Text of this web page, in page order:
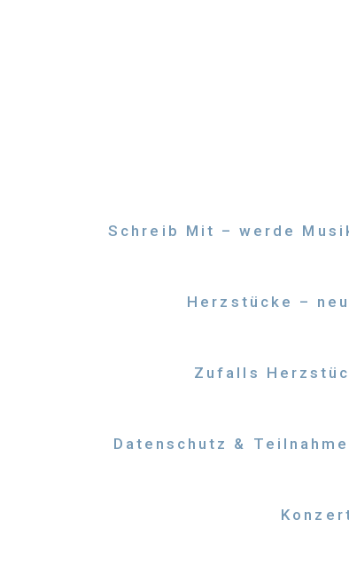
Schreib Mit – werde
Herzstücke –
Zufalls
Datenschutz &